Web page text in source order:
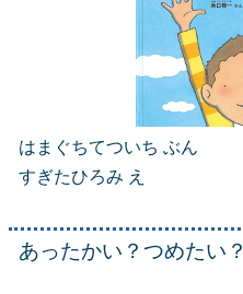
はまぐちてついち ぶん
すぎたひろみ え
あったかい？つめたい？